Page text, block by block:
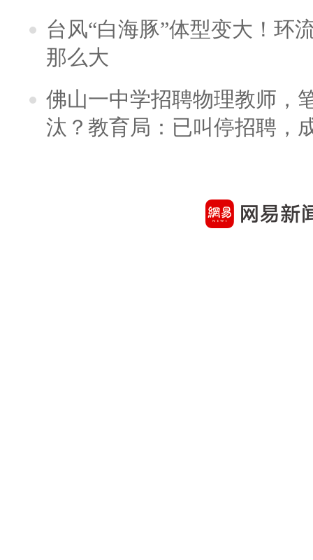
台风“白海豚”体型变大！环
那么大
佛山一中学招聘物理教师，
汰？教育局：已叫停招聘，